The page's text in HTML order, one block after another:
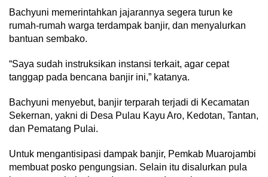
Bachyuni memerintahkan jajarannya segera turun ke
rumah-rumah warga terdampak banjir, dan menyalurkan
bantuan sembako.
“Saya sudah instruksikan instansi terkait, agar cepat
tanggap pada bencana banjir ini,” katanya.
Bachyuni menyebut, banjir terparah terjadi di Kecamatan
Sekernan, yakni di Desa Pulau Kayu Aro, Kedotan, Tantan,
dan Pematang Pulai.
Untuk mengantisipasi dampak banjir, Pemkab Muarojambi
membuat posko pengungsian. Selain itu disalurkan pula